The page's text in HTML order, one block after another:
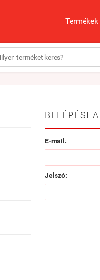
Termékek
BELÉPÉSI
E-mail:
Jelszó: